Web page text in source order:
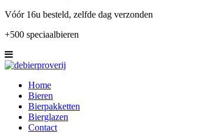
Vóór 16u besteld, zelfde dag verzonden
+500 speciaalbieren
Home
Bieren
Bierpakketten
Bierglazen
Contact